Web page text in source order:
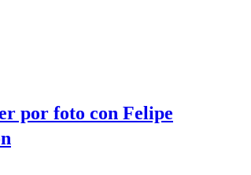
por foto con Felipe